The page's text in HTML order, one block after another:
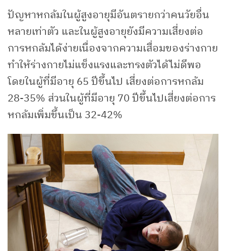
ปัญหาหกล้มในผู้สูงอายุมีอันตรายกว่าคนวัยอื่น
หลายเท่าตัว และในผู้สูงอายุยังมีความเสี่ยงต่อ
การหกล้มได้ง่ายเนื่องจากความเสื่อมของร่างกาย
ทำให้ร่างกายไม่แข็งแรงและทรงตัวได้ไม่ดีพอ
โดยในผู้ที่มีอายุ 65 ปีขึ้นไป เสี่ยงต่อการหกล้ม
28-35% ส่วนในผู้ที่มีอายุ 70 ปีขึ้นไปเสี่ยงต่อการ
หกล้มเพิ่มขึ้นเป็น 32-42%